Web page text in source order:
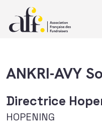
ANKRI-AVY
Directrice
HOPENING